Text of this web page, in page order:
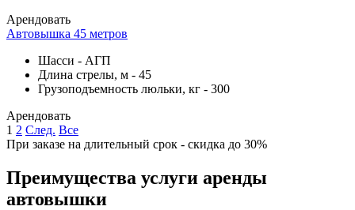
Арендовать
Автовышка 45 метров
Шасси - АГП
Длина стрелы, м - 45
Грузоподъемность люльки, кг - 300
Арендовать
1 2 След. Все
При заказе на длительный срок - скидка до 30%
Преимущества услуги аренды
автовышки